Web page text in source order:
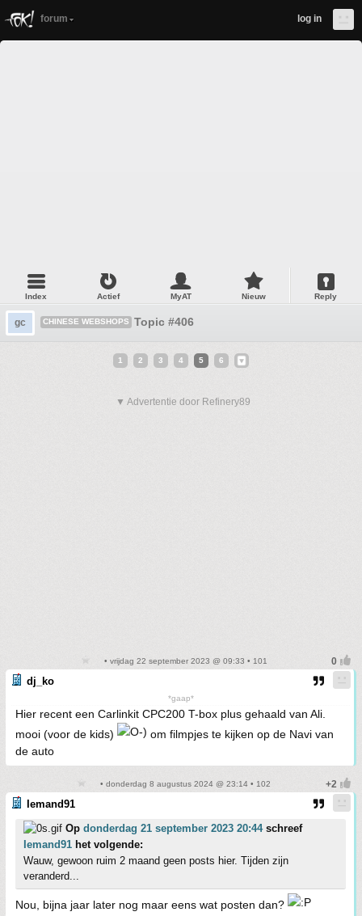
forum log in
Index Actief MyAT Nieuw Reply
gc CHINESE WEBSHOPS Topic #406
1 2 3 4 5 6
▼ Advertentie door Refinery89
• vrijdag 22 september 2023 @ 09:33 • 101
dj_ko
*gaap*
Hier recent een Carlinkit CPC200 T-box plus gehaald van Ali.
mooi (voor de kids)
om filmpjes te kijken op de Navi van
de auto
• donderdag 8 augustus 2024 @ 23:14 • 102
Iemand91
Op donderdag 21 september 2023 20:44schreef
Iemand91 het volgende:
Wauw, gewoon ruim 2 maand geen posts hier. Tijden zijn
veranderd...
Nou, bijna jaar later nog maar eens wat posten dan?